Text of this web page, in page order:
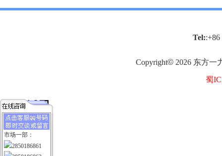
Tel::+86
Copyright© 2026 东方一
蜀
市场一部：
2850186861